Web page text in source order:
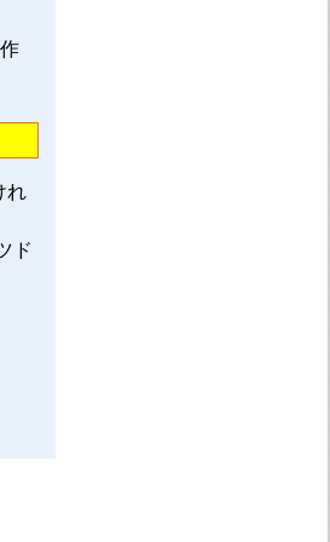
れ
ド